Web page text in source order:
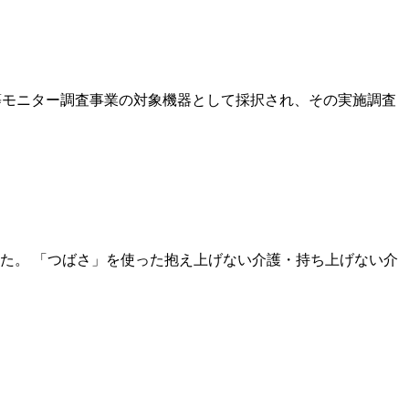
ニター調査事業の対象機器として採択され、その実施調査
。 「つばさ」を使った抱え上げない介護・持ち上げない介